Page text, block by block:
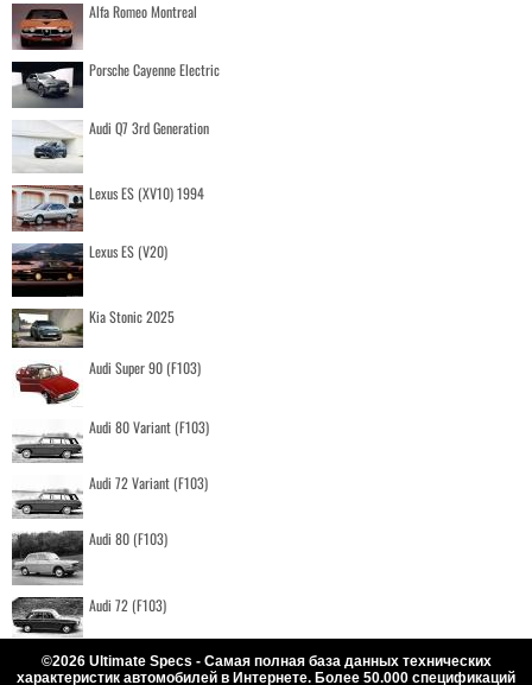
Alfa Romeo Montreal
Porsche Cayenne Electric
Audi Q7 3rd Generation
Lexus ES (XV10) 1994
Lexus ES (V20)
Kia Stonic 2025
Audi Super 90 (F103)
Audi 80 Variant (F103)
Audi 72 Variant (F103)
Audi 80 (F103)
Audi 72 (F103)
©2026 Ultimate Specs - Самая полная база данных технических
характеристик автомобилей в Интернете. Более 50.000 спецификаций